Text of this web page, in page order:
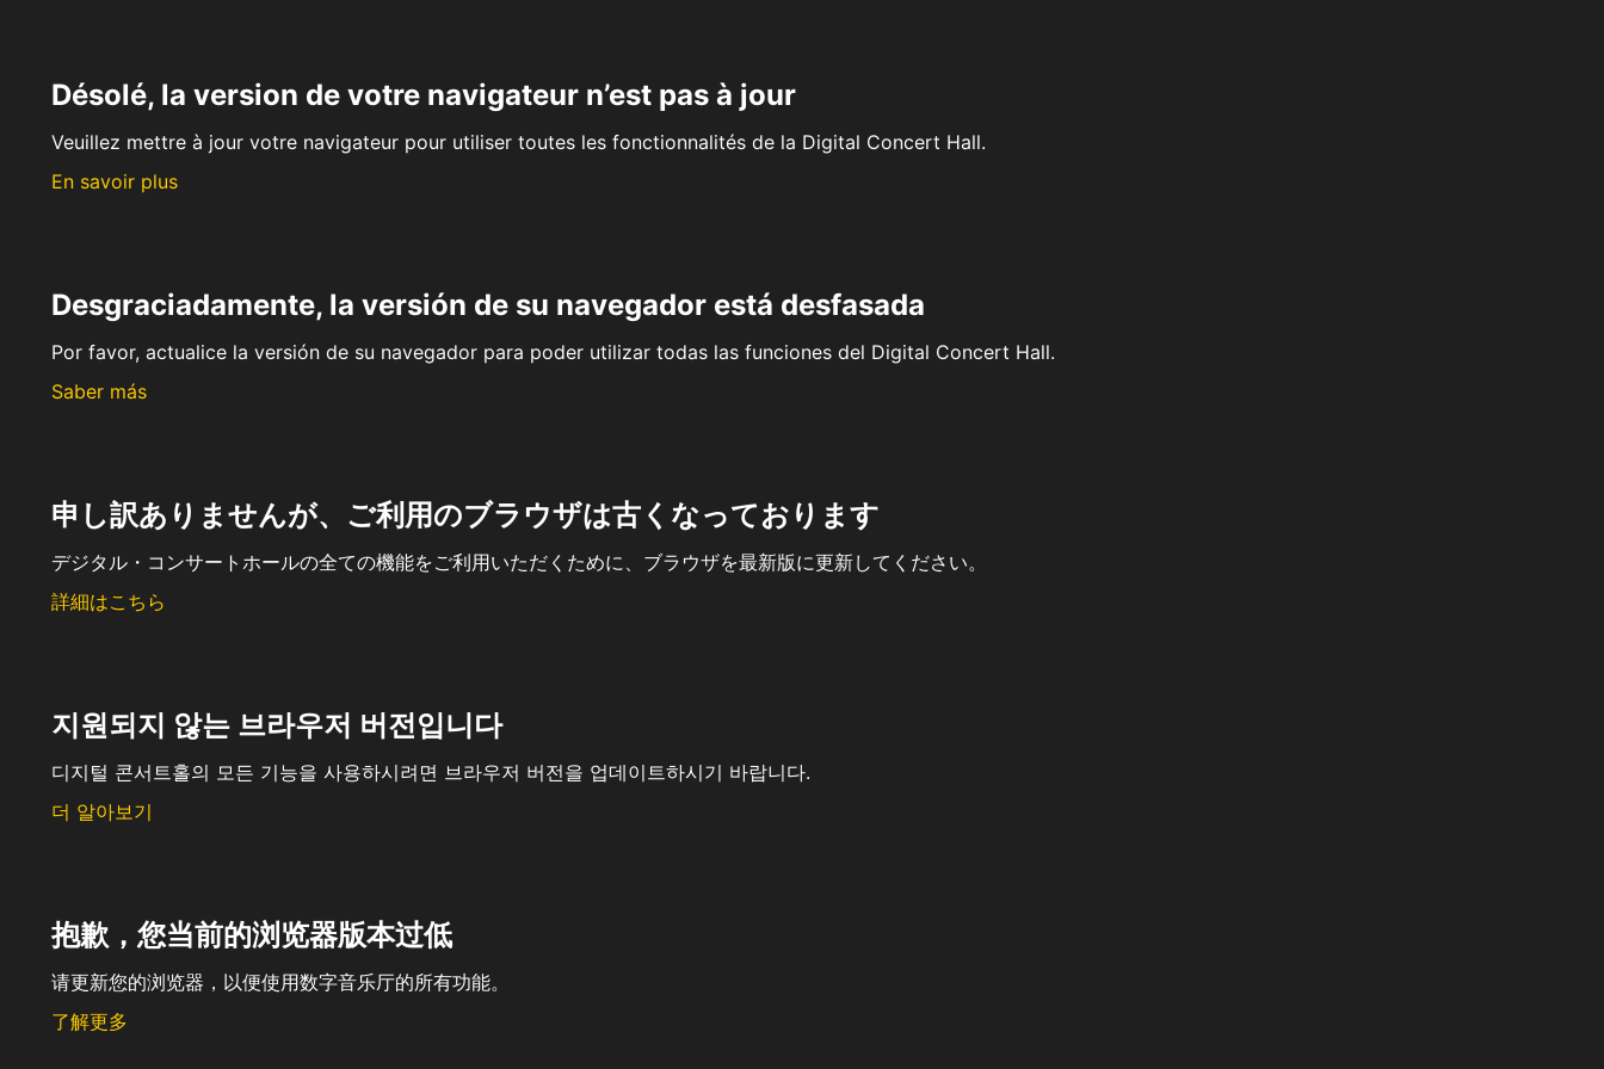
Désolé, la version de votre navigateur n’est pas à jour
Veuillez mettre à jour votre navigateur pour utiliser toutes les fonctionnalités de la Digital Concert Hall.
En savoir plus
Desgraciadamente, la versión de su navegador está desfasada
Por favor, actualice la versión de su navegador para poder utilizar todas las funciones del Digital Concert Hall.
Saber más
申し訳ありませんが、ご利用のブラウザは古くなっております
デジタル・コンサートホールの全ての機能をご利用いただくために、ブラウザを最新版に更新してください。
詳細はこちら
지원되지 않는 브라우저 버전입니다
디지털 콘서트홀의 모든 기능을 사용하시려면 브라우저 버전을 업데이트하시기 바랍니다.
더 알아보기
抱歉，您当前的浏览器版本过低
请更新您的浏览器，以便使用数字音乐厅的所有功能。
了解更多